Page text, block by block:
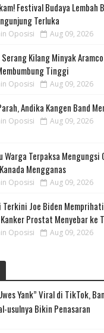
Festival Budaya Lembah
Terluka
Oposisi Aug 09, 2026
Kilang Minyak
Tinggi
Oposisi Aug 09, 2026
Andika Kangen Band
Oposisi Aug 09, 2026
Warga Terpaksa Mengungsi
Mengganas
Oposisi Aug 09, 2026
Terkini Joe Biden
Prostat Menyebar ke
Oposisi Aug 09, 2026
Yank” Viral di TikTok,
usulnya Bikin Penasaran